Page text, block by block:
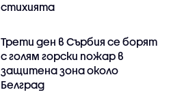
стихията
Трети ден в Сърбия се борят
с голям горски пожар в
защитена зона около
Белград